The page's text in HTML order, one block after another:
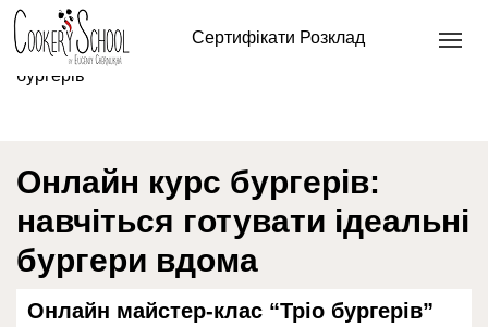
Сертифікати Розклад
Головна/Кулінарна школа онлайн /Кулінарний
майстер клас онлайн
бургерів”
Онлайн курс бургерів:
навчіться готувати ідеальні
бургери вдома
Онлайн майстер-клас “Тріо бургерів”